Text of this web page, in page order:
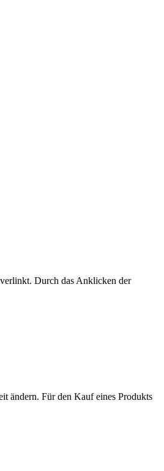
Durch das Anklicken der
ändern. Für den Kauf eines Produkts